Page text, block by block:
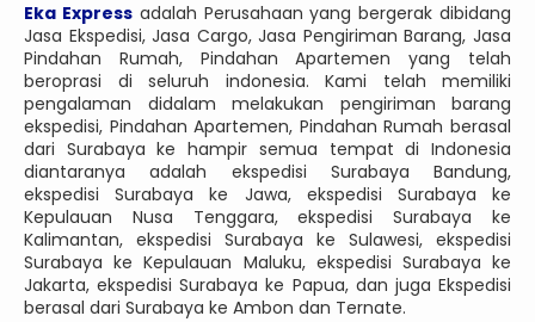
Eka Expressadalah Perusahaan yang bergerak dibidang
Jasa Ekspedisi, Jasa Cargo, Jasa Pengiriman Barang, Jasa
Pindahan Rumah, Pindahan Apartemen yang telah
beroprasi di seluruh indonesia. Kami telah memiliki
pengalaman didalam melakukan pengiriman barang
ekspedisi, Pindahan Apartemen, Pindahan Rumah berasal
dari Surabaya ke hampir semua tempat di Indonesia
diantaranya adalah ekspedisi Surabaya Bandung,
ekspedisi Surabaya ke Jawa, ekspedisi Surabaya ke
Kepulauan Nusa Tenggara, ekspedisi Surabaya ke
Kalimantan, ekspedisi Surabaya ke Sulawesi, ekspedisi
Surabaya ke Kepulauan Maluku, ekspedisi Surabaya ke
Jakarta, ekspedisi Surabaya ke Papua, dan juga Ekspedisi
berasal dari Surabaya ke Ambon dan Ternate.